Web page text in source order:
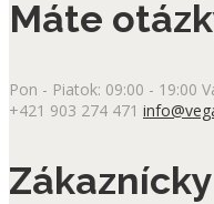
Máte
Pon - Piatok: 09:00 - 19:00
+421 903 274 471